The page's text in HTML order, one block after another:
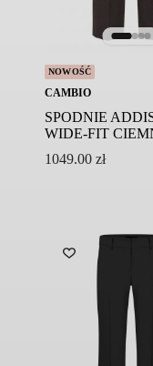
Nie prać
NOWOŚĆ
CAMBIO
SPODNIE
WIDE-FIT
1049.00 zł